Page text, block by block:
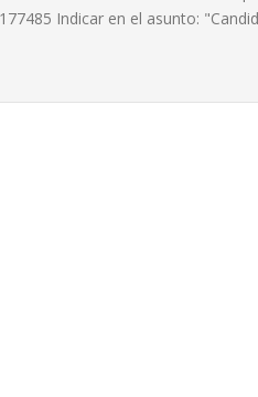
Indicar en el asunto: